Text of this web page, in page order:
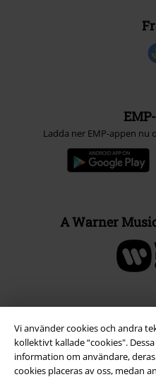
Vi använder cookies och andra
kollektivt kallade “cookies".
information om användare,
cookies placeras av oss, medan
Ladda ner EMP-appen nu
A Warner